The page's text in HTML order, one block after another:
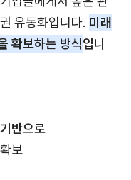
유동화입니다. 미래
확보하는 방식입니
반으로
보